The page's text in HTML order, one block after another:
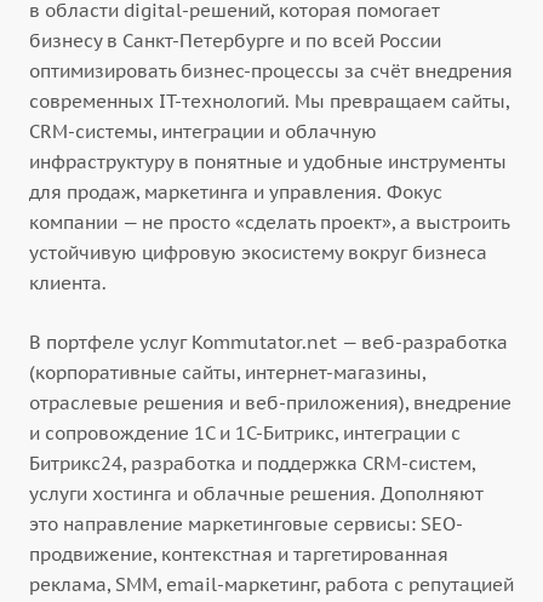
в области digital-решений, которая помогает
бизнесу в Санкт-Петербурге и по всей России
оптимизировать бизнес-процессы за счёт внедрения
современных IT-технологий. Мы превращаем сайты,
CRM-системы, интеграции и облачную
инфраструктуру в понятные и удобные инструменты
для продаж, маркетинга и управления. Фокус
компании — не просто «сделать проект», а выстроить
устойчивую цифровую экосистему вокруг бизнеса
клиента.
В портфеле услуг Kommutator.net — веб-разработка
(корпоративные сайты, интернет-магазины,
отраслевые решения и веб-приложения), внедрение
и сопровождение 1С и 1С-Битрикс, интеграции с
Битрикс24, разработка и поддержка CRM-систем,
услуги хостинга и облачные решения. Дополняют
это направление маркетинговые сервисы: SEO-
продвижение, контекстная и таргетированная
реклама, SMM, email-маркетинг, работа с репутацией